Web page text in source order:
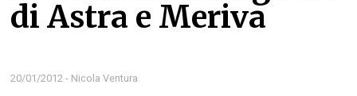
di Astra e Meriva
20/01/2012 - Nicola Ventura